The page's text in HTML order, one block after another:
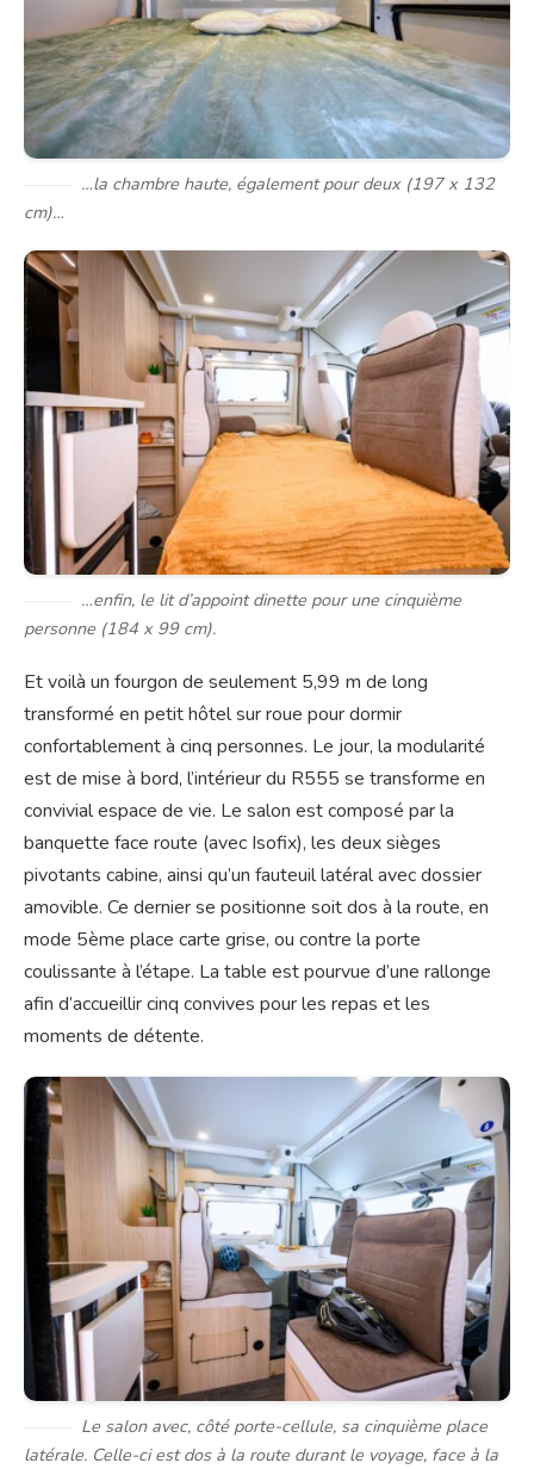
…la chambre haute, également pour deux (197 x 132
cm)…
…enfin, le lit d’appoint dinette pour une cinquième
personne (184 x 99 cm).
Et voilà un fourgon de seulement 5,99 m de long
transformé en petit hôtel sur roue pour dormir
confortablement à cinq personnes. Le jour, la modularité
est de mise à bord, l’intérieur du R555 se transforme en
convivial espace de vie. Le salon est composé par la
banquette face route (avec Isofix), les deux sièges
pivotants cabine, ainsi qu’un fauteuil latéral avec dossier
amovible. Ce dernier se positionne soit dos à la route, en
mode 5ème place carte grise, ou contre la porte
coulissante à l’étape. La table est pourvue d’une rallonge
afin d’accueillir cinq convives pour les repas et les
moments de détente.
Le salon avec, côté porte-cellule, sa cinquième place
latérale. Celle-ci est dos à la route durant le voyage, face à la